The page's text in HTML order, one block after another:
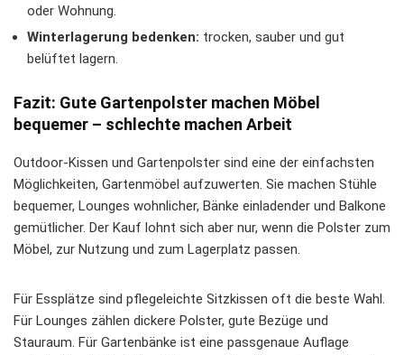
oder Wohnung.
Winterlagerung bedenken: trocken, sauber und gut
belüftet lagern.
Fazit: Gute Gartenpolster machen Möbel
bequemer – schlechte machen Arbeit
Outdoor-Kissen und Gartenpolster sind eine der einfachsten
Möglichkeiten, Gartenmöbel aufzuwerten. Sie machen Stühle
bequemer, Lounges wohnlicher, Bänke einladender und Balkone
gemütlicher. Der Kauf lohnt sich aber nur, wenn die Polster zum
Möbel, zur Nutzung und zum Lagerplatz passen.
Für Essplätze sind pflegeleichte Sitzkissen oft die beste Wahl.
Für Lounges zählen dickere Polster, gute Bezüge und
Stauraum. Für Gartenbänke ist eine passgenaue Auflage